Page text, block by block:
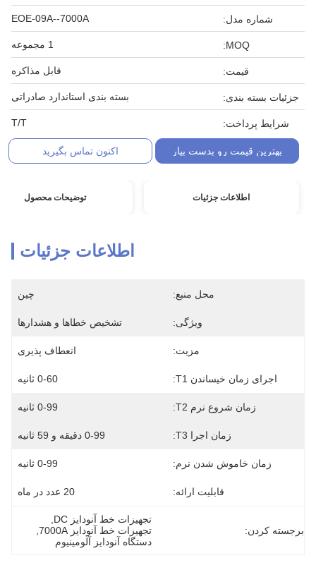
شماره مدل: EOE-09A--7000A
MOQ: 1 مجموعه
قیمت: قابل مذاکره
جزئیات بسته بندی: بسته بندی استاندارد صادراتی
شرایط پرداخت: T/T
بهترین قیمت رو بدست بیار اکنون تماس بگیرید
اطلاعات جزئیات توضیحات محصول
اطلاعات جزئیات
محل منبع: چین
ویژگی: تشخیص خطاها و هشدارها
مزیت: انعطاف پذیری
اجرای زمان خیساندن T1: 0-60 ثانیه
زمان شروع نرم T2: 0-99 ثانیه
زمان اجرا T3: 0-99 دقیقه و 59 ثانیه
زمان خاموش شدن نرم: 0-99 ثانیه
قابلیت ارائه: 20 عدد در ماه
برجسته کردن:
تجهیزات خط آنودایز DC
تجهیزات خط آنودایز 7000A
دستگاه آنودایز آلومینیوم